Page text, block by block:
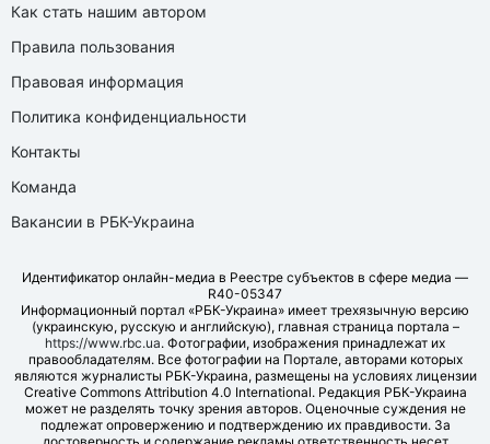
Как стать нашим автором
Правила пользования
Правовая информация
Политика конфиденциальности
Контакты
Команда
Вакансии в РБК-Украина
Идентификатор онлайн-медиа в Реестре субъектов в сфере медиа —
R40-05347
Информационный портал «РБК-Украина» имеет трехязычную версию
(украинскую, русскую и английскую), главная страница портала –
https://www.rbc.ua. Фотографии, изображения принадлежат их
правообладателям. Все фотографии на Портале, авторами которых
являются журналисты РБК-Украина, размещены на условиях лицензии
Creative Commons Attribution 4.0 International. Редакция РБК-Украина
может не разделять точку зрения авторов. Оценочные суждения не
подлежат опровержению и подтверждению их правдивости. За